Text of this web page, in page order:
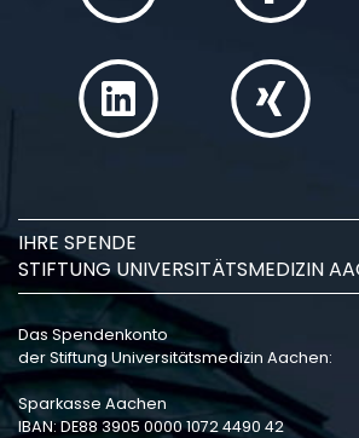
IHRE SPENDE
STIFTUNG UNIVERSITÄTSMEDIZIN
Das Spendenkonto
der Stiftung Universitätsmedizin Aachen:
Sparkasse Aachen
IBAN: DE88 3905 0000 1072 4490 42